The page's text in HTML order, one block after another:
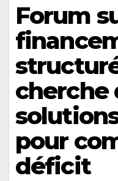
Forum
cherche
pour
déficit